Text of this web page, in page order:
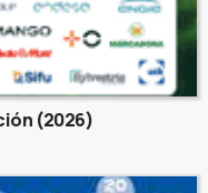
(2026)